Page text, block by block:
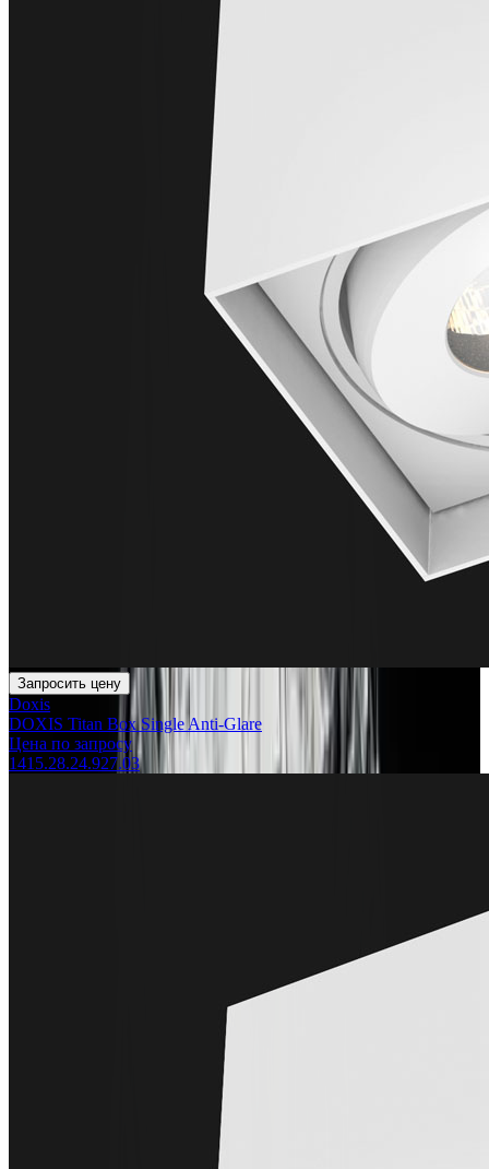
Запросить цену
Doxis
DOXIS Titan Box Single Anti-Glare
Цена по запросу
1415.28.24.927.03